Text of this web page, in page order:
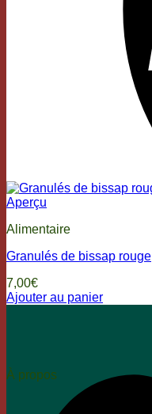
Aperçu
Alimentaire
Granulés de bissap rouge
7,00€
Ajouter au panier
À propos